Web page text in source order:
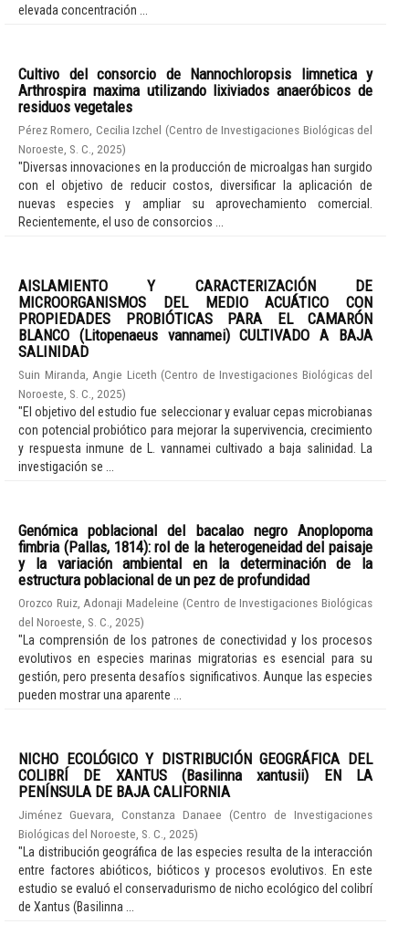
elevada concentración ...
Cultivo del consorcio de Nannochloropsis limnetica y
Arthrospira maxima utilizando lixiviados anaeróbicos de
residuos vegetales
Pérez Romero, Cecilia Izchel (Centro de Investigaciones Biológicas del
Noroeste, S. C.
2025)
"Diversas innovaciones en la producción de microalgas han surgido
con el objetivo de reducir costos, diversificar la aplicación de
nuevas especies y ampliar su aprovechamiento comercial.
Recientemente, el uso de consorcios ...
AISLAMIENTO Y CARACTERIZACIÓN DE
MICROORGANISMOS DEL MEDIO ACUÁTICO CON
PROPIEDADES PROBIÓTICAS PARA EL CAMARÓN
BLANCO (Litopenaeus vannamei) CULTIVADO A BAJA
SALINIDAD
Suin Miranda, Angie Liceth (Centro de Investigaciones Biológicas del
Noroeste, S. C.
2025)
"El objetivo del estudio fue seleccionar y evaluar cepas microbianas
con potencial probiótico para mejorar la supervivencia, crecimiento
y respuesta inmune de L. vannamei cultivado a baja salinidad. La
investigación se ...
Genómica poblacional del bacalao negro Anoplopoma
fimbria (Pallas, 1814): rol de la heterogeneidad del paisaje
y la variación ambiental en la determinación de la
estructura poblacional de un pez de profundidad
Orozco Ruiz, Adonaji Madeleine (Centro de Investigaciones Biológicas
del Noroeste, S. C.
2025)
"La comprensión de los patrones de conectividad y los procesos
evolutivos en especies marinas migratorias es esencial para su
gestión, pero presenta desafíos significativos. Aunque las especies
pueden mostrar una aparente ...
NICHO ECOLÓGICO Y DISTRIBUCIÓN GEOGRÁFICA DEL
COLIBRÍ DE XANTUS (Basilinna xantusii) EN LA
PENÍNSULA DE BAJA CALIFORNIA
Jiménez Guevara, Constanza Danaee (Centro de Investigaciones
Biológicas del Noroeste, S. C.
2025)
"La distribución geográfica de las especies resulta de la interacción
entre factores abióticos, bióticos y procesos evolutivos. En este
estudio se evaluó el conservadurismo de nicho ecológico del colibrí
de Xantus (Basilinna ...